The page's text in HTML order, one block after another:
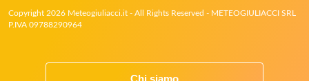
Copyright 2026 Meteogiuliacci.it - All Rights Reserved - METEOGIULIACCI SRL
P.IVA 09788290964
Chi siamo